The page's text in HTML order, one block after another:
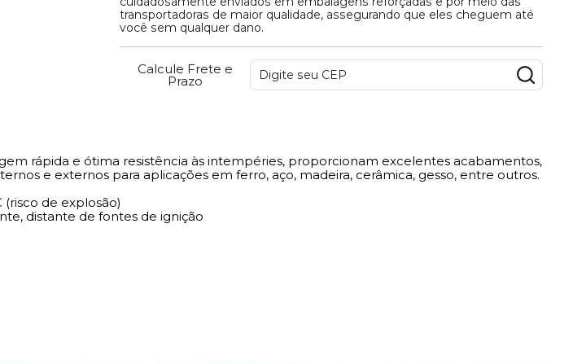
transportadoras de maior qualidade, assegurando que eles cheguem até
você sem qualquer dano.
Calcule Frete e
Prazo
rápida e ótima resistência às intempéries, proporcionam excelentes acabamentos,
e externos para aplicações em ferro, aço, madeira, cerâmica, gesso, entre outros.
de explosão)
distante de fontes de ignição